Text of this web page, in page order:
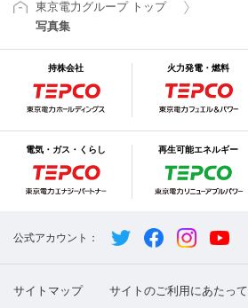
東京電力グループ トップ
写真集
持株会社 火力発電・燃料
電気・ガス・くらし 再生可能エネルギー
公式アカウント：
サイトマップ サイトのご利用にあたって